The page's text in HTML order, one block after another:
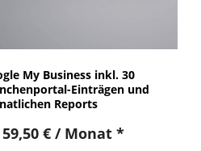
My Business inkl. 30
Einträgen und
Reports
59,50 € / Monat*